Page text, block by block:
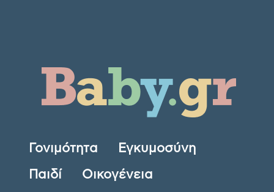
Γονιμότητα Εγκυμοσύνη
Παιδί Οικογένεια